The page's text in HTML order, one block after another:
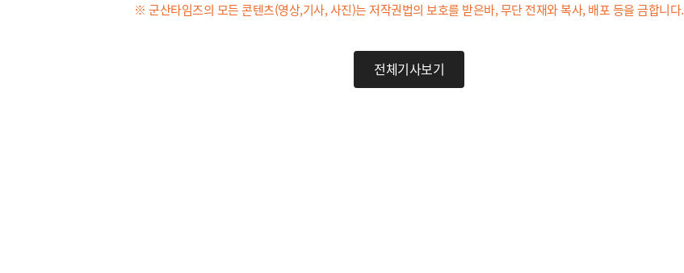
※ 군산타임즈의 모든 콘텐츠(영상,기사, 사진)는 저작권법의 보호를 받은바, 무단 전재와 복사, 배포 등을 금합니다.
전체기사보기